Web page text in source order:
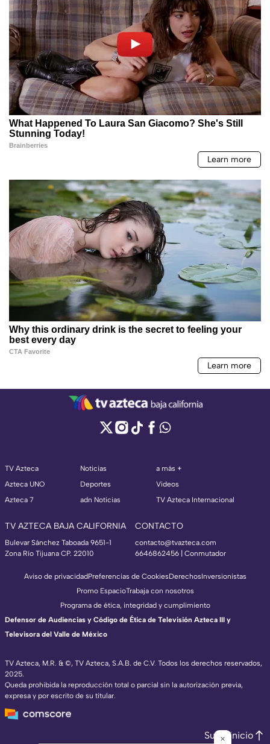
TV Azteca
Azteca UNO
Azteca 7
Noticias
Deportes
adn Noticias
a más +
Videos
TV Azteca Internacional
TV AZTECA BAJA CALIFORNIA
Bulevar Sánchez Taboada 9651-1
Zona Río Tijuana CP. 22010
CONTACTO
contacto@tvazteca.com
6646862456 | Conmutador
TV Azteca, M.R. & ©, TV Azteca, S.A.B. de C.V. Todos los derechos reservados,
2025.
Queda prohibida la reproducción total o parcial sin la autorización previa,
expresa y por escrito de su titular.
Aviso de privacidadPreferencias de CookiesDerechosInversionistas
Promo EspacioTrabaja con nosotros
Programa de ética, integridad y cumplimiento
Defensor de Audiencias y Código de Ética de Televisión Azteca III y
Televisora del Valle de México
Subir inicio